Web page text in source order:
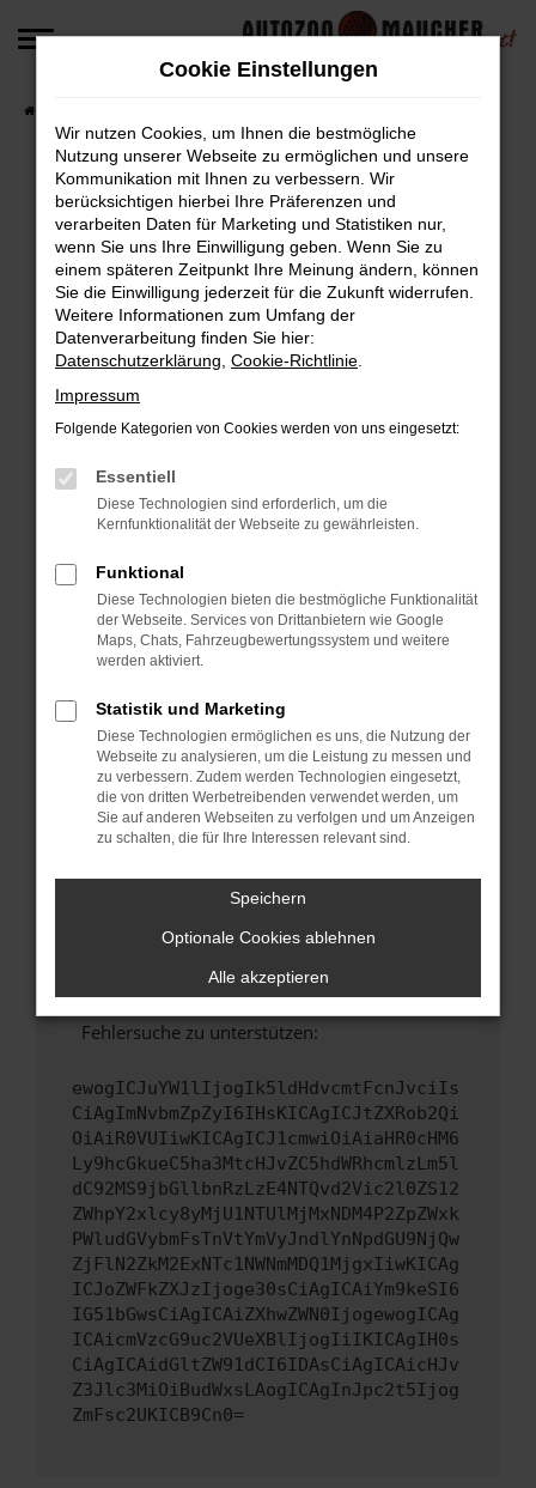
Zum
Fehler: Network Error
Beim Laden ist ein Fehler aufgetreten.
Hier sind ein paar Tipps, die dir helfen können:
Überprüfe deine Firewall und deine
Internetverbindung.
Laden andere Webseiten, zum Beispiel deine
Manche Erweiterungen, wie Werbeblocker,
können das Laden bestimmter Seiten
verhindern. Funktioniert die Seite in einem
Fenster?
Starte dein Gerät neu.
Das kann manchmal helfen, vorübergehende
Probleme zu beheben.
Stelle sicher, dass dein Browser und dein
Betriebssystem auf dem neuesten Stand
sind.
Veraltete Software birgt nicht nur ein
Sicherheitsrisiko, sondern kann auch dazu
führen, dass bestimmte Funktionen nicht mehr
Wende dich an den Webseitenbetreiber.
Wenn du alle oben genannten Schritte versucht
hast, kontaktiere uns bitte. Wir werden
versuchen, das Problem zu beheben. Du kannst
uns diesen Text schicken, um uns bei der
Fehlersuche zu unterstützen:
ewogICJuYW1lIjogIk5ldHdvcmtFcnJvciIs
CiAgImNvbmZpZyI6IHsKICAgICJtZXRob2Qi
OiAiR0VUIiwKICAgICJ1cmwiOiAiaHR0cHM6
Ly9hcGkueC5ha3MtcHJvZC5hdWRhcmlzLm5l
dC92MS9jbGllbnRzLzE4NTQvd2Vic2l0ZS12
ZWhpY2xlcy8yMjU1NTUlMjMxNDM4P2ZpZWxk
PWludGVybmFsTnVtYmVyJndlYnNpdGU9NjQw
ZjFlN2ZkM2ExNTc1NWNmMDQ1MjgxIiwKICAg
ICJoZWFkZXJzIjoge30sCiAgICAiYm9keSI6
IG51bGwsCiAgICAiZXhwZWN0IjogewogICAg
ICAicmVzcG9uc2VUeXBlIjogIiIKICAgIH0s
CiAgICAidGltZW91dCI6IDAsCiAgICAicHJv
Z3Jlc3MiOiBudWxsLAogICAgInJpc2t5Ijog
ZmFsc2UKICB9Cn0=
Cookie Einstellungen
Wir nutzen Cookies, um Ihnen die bestmögliche
Nutzung unserer Webseite zu ermöglichen und unsere
Kommunikation mit Ihnen zu verbessern. Wir
berücksichtigen hierbei Ihre Präferenzen und
verarbeiten Daten für Marketing und Statistiken nur,
wenn Sie uns Ihre Einwilligung geben. Wenn Sie zu
einem späteren Zeitpunkt Ihre Meinung ändern, können
Sie die Einwilligung jederzeit für die Zukunft widerrufen.
Weitere Informationen zum Umfang der
Datenverarbeitung finden Sie hier:
Datenschutzerklärung Cookie-Richtlinie
Impressum
Folgende Kategorien von Cookies werden von uns eingesetzt:
Essentiell
Diese Technologien sind erforderlich, um die
Kernfunktionalität der Webseite zu gewährleisten.
Funktional
Diese Technologien bieten die bestmögliche Funktionalität
der Webseite. Services von Drittanbietern wie Google
Maps, Chats, Fahrzeugbewertungssystem und weitere
werden aktiviert.
Statistik und Marketing
Diese Technologien ermöglichen es uns, die Nutzung der
Webseite zu analysieren, um die Leistung zu messen und
zu verbessern. Zudem werden Technologien eingesetzt,
die von dritten Werbetreibenden verwendet werden, um
Sie auf anderen Webseiten zu verfolgen und um Anzeigen
zu schalten, die für Ihre Interessen relevant sind.
Speichern
Optionale Cookies ablehnen
Alle akzeptieren